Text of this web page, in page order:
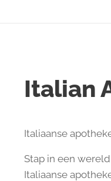
Italian
Italiaanse
Stap in een
Italiaanse